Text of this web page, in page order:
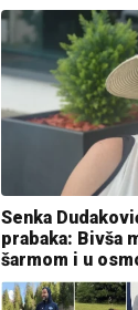
Senka
prabaka: Bivša
šarmom i u